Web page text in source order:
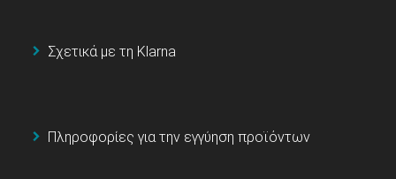
Σχετικά με τη Klarna
Πληροφορίες για την εγγύηση προϊόντων